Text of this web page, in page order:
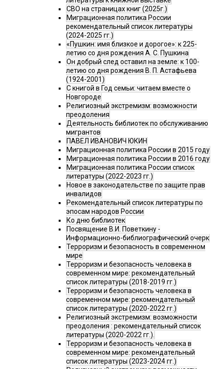
СВО на страницах книг (2025г.)
Миграционная политика России
рекомендательный список литературы
(2024-2025 гг.)
«Пушкин: имя близкое и дорогое»: к 225-
летию со дня рождения А. С. Пушкина
Он добрый след оставил на земле: к 100-
летию со дня рождения В. П. Астафьева
(1924-2001)
С книгой в Год семьи: читаем вместе о
Новгороде
Религиозный экстремизм: возможности
преодоления
Деятельность библиотек по обслуживанию
мигрантов
ПАВЕЛ ИВАНОВИЧ ЮКИН
Миграционная политика России в 2015 году
Миграционная политика России в 2016 году
Миграционная политика России список
литературы (2022-2023 гг.)
Новое в законодательстве по защите прав
инвалидов
Рекомендательный список литературы по
эпосам народов России
Ко дню библиотек
Посвящение В.И. Поветкину -
Информационно-библиографический очерк
Терроризм и безопасность в современном
мире
Терроризм и безопасность человека в
современном мире: рекомендательный
список литературы (2018-2019 гг.)
Терроризм и безопасность человека в
современном мире: рекомендательный
список литературы (2020-2022 гг.)
Религиозный экстремизм: возможности
преодоления : рекомендательный список
литературы (2020-2022 гг.).
Терроризм и безопасность человека в
современном мире: рекомендательный
список литературы (2023-2024 гг.)